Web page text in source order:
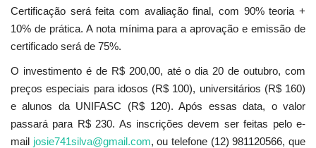
Certificação será feita com avaliação final, com 90% teoria +
10% de prática. A nota mínima para a aprovação e emissão de
certificado será de 75%.
O investimento é de R$ 200,00, até o dia 20 de outubro, com
preços especiais para idosos (R$ 100), universitários (R$ 160)
e alunos da UNIFASC (R$ 120). Após essas data, o valor
passará para R$ 230. As inscrições devem ser feitas pelo e-
mail josie741silva@gmail.com, ou telefone (12) 981120566, que